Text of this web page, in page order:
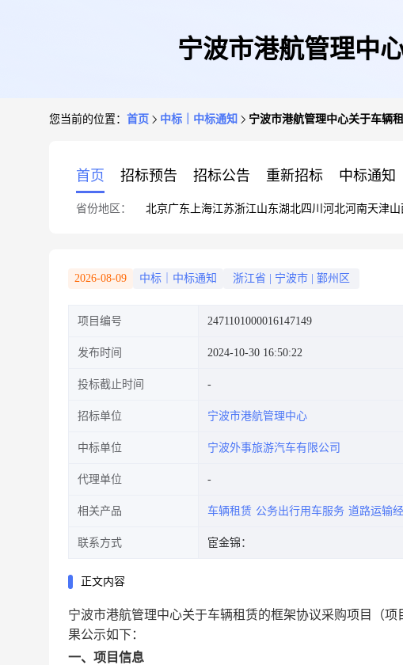
宁波市港航管理中
您当前的位置： 首页 中标｜中标通知 宁波市港航管理中心关于车辆
首页 招标预告 招标公告 重新招标 中标通知
省份地区： 北京广东 上海江苏浙江山东湖北四川 河北河南天津山
2026-08-09 中标｜中标通知 浙江省 宁波市 鄞州区
项目编号 2471101000016147149
发布时间 2024-10-30 16:50:22
投标截止时间
招标单位 宁波市港航管理中心
中标单位 宁波外事旅游汽车有限公司
代理单位
相关产品 车辆租赁 公务出行用车服务 道路运输
联系方式 宦金锦：
正文内容
宁波市港航管理中心关于车辆租赁的框架协议采购项目 （
果公示如下：
一、项目信息